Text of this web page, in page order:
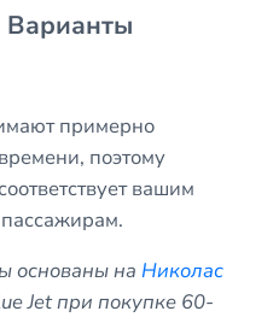
Варианты
примерно
поэтому
вашим
основаны на Николас
Jet при покупке 60-